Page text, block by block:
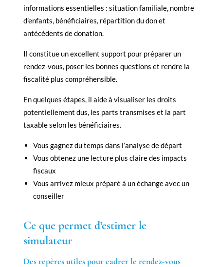
informations essentielles : situation familiale, nombre
d’enfants, bénéficiaires, répartition du don et
antécédents de donation.
Il constitue un excellent support pour préparer un
rendez-vous, poser les bonnes questions et rendre la
fiscalité plus compréhensible.
En quelques étapes, il aide à visualiser les droits
potentiellement dus, les parts transmises et la part
taxable selon les bénéficiaires.
Vous gagnez du temps dans l’analyse de départ
Vous obtenez une lecture plus claire des impacts
fiscaux
Vous arrivez mieux préparé à un échange avec un
conseiller
Ce que permet d’estimer le
simulateur
Des repères utiles pour cadrer le rendez-vous